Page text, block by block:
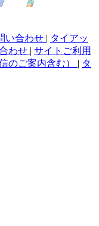
い合わせ | タイアッ
わせ | サイトご利用
のご案内含む） | タ